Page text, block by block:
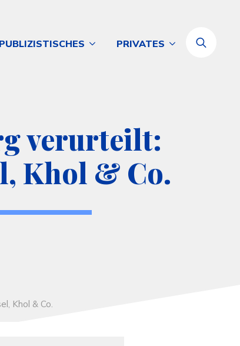
PUBLIZISTISCHES PRIVATES
verurteilt:
Khol & Co.
Khol & Co.